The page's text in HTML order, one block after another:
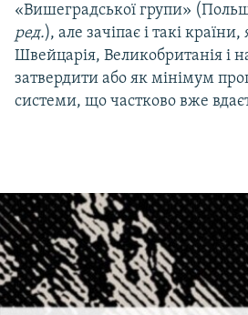
«Вишеградської групи»
ред.), але зачіпає і такі
Швейцарія, Великобританія і
затвердити або як мінімум
системи, що частково вже